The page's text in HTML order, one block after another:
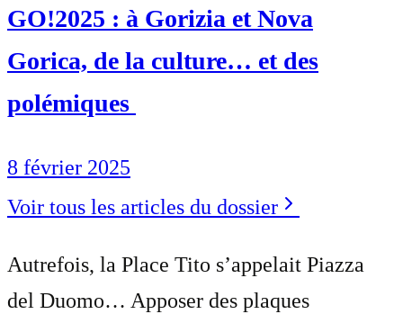
GO!2025 : à Gorizia et Nova
Gorica, de la culture… et des
polémiques
8 février 2025
Voir tous les articles du dossier
Autrefois, la Place Tito s’appelait Piazza
del Duomo… Apposer des plaques